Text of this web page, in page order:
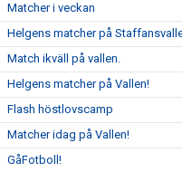
Matcher i veckan
Helgens matcher på
Match ikväll på vallen.
Helgens matcher på Vallen!
Flash höstlovscamp
Matcher idag på Vallen!
GåFotboll!